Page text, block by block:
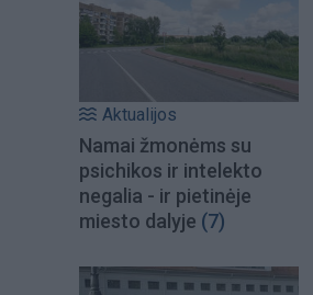
Aktualijos
Namai žmonėms su
psichikos ir intelekto
negalia - ir pietinėje
miesto dalyje (7)